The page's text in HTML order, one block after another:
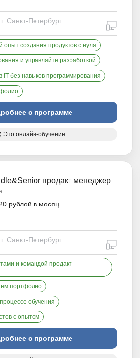
г. Санкт-Петербург
опыт создания продуктов с нуля
и управляйте разработкой
IT без навыков программирования
о программе
Это онлайн-обучение
продакт менеджер
рублей в месяц
г. Санкт-Петербург
и командой продакт-
портфолио
обучения
с опытом
о программе